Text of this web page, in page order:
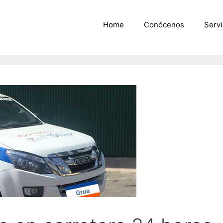
Home Conócenos